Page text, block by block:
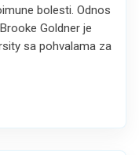
bolesti. Odnos
Goldner je
sa pohvalama za